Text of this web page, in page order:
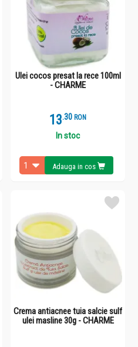
Ulei cocos presat la rece 100ml
- CHARME
13.3 RON
In stoc
Adauga in cos
Crema antiacnee tuia salcie sulf
ulei masline 30g - CHARME